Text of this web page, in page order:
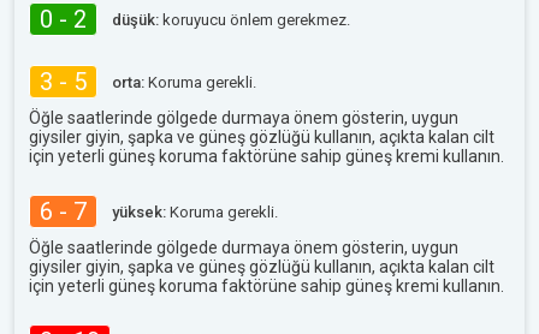
0 - 2 düşük: koruyucu önlem gerekmez.
3 - 5 orta: Koruma gerekli.
Öğle saatlerinde gölgede durmaya önem gösterin, uygun
giysiler giyin, şapka ve güneş gözlüğü kullanın, açıkta kalan cilt
için yeterli güneş koruma faktörüne sahip güneş kremi kullanın.
6 - 7 yüksek: Koruma gerekli.
Öğle saatlerinde gölgede durmaya önem gösterin, uygun
giysiler giyin, şapka ve güneş gözlüğü kullanın, açıkta kalan cilt
için yeterli güneş koruma faktörüne sahip güneş kremi kullanın.